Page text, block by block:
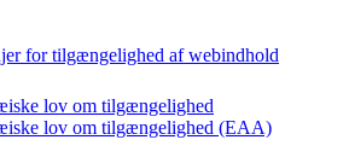
for tilgængelighed af webindhold
lov om tilgængelighed
lov om tilgængelighed (EAA)